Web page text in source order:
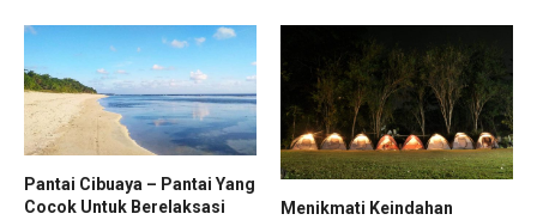
Pantai Cibuaya – Pantai Yang
Cocok Untuk Berelaksasi
Menikmati Keindahan